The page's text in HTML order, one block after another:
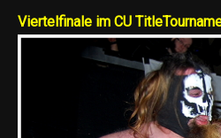
Viertelfinale im CU